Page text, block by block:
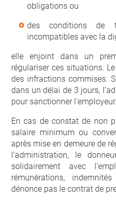
obligations ou
des conditions de
incompatibles avec la
elle enjoint dans un
régulariser ces situations.
des infractions commises.
dans un délai de 3 jours,
pour sanctionner l’employeur.
En cas de constat de non
salaire minimum ou
après mise en demeure de
l’administration, le
solidairement avec
rémunérations,
dénonce pas le contrat de